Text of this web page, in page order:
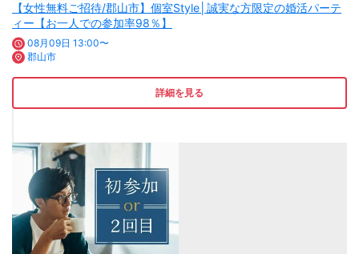
【女性無料ご招待/郡山市】個室Style│誠実な方限定の婚活パーテ
ィー【お一人での参加率98％】
08月09日 13:00〜
郡山市
詳細を見る